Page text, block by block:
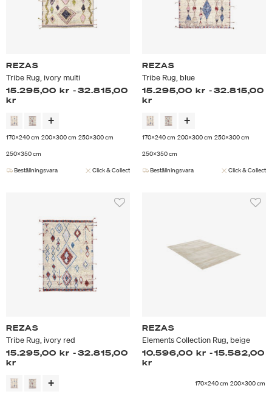
REZAS
Tribe Rug, ivory multi
15.295,00 kr -32.815,00
kr
170x240 cm 200x300 cm 250x300 cm
250x350 cm
Beställningsvara
Click & Collect
REZAS
Tribe Rug, blue
15.295,00 kr -32.815,00
kr
170x240 cm 200x300 cm 250x300 cm
250x350 cm
Beställningsvara
Click & Collect
REZAS
Tribe Rug, ivory red
15.295,00 kr -32.815,00
kr
REZAS
Elements Collection Rug, beige
10.596,00 kr -15.582,00
kr
170x240 cm 200x300 cm